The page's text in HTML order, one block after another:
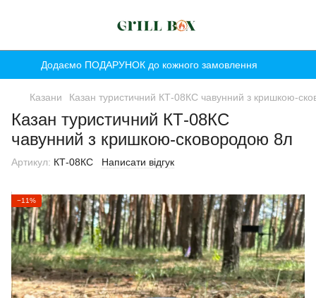
Додаємо ПОДАРУНОК до кожного замовлення
Казани Казан туристичний КТ-08КС чавунний з кришкою-
Казан туристичний КТ-08КС
чавунний з кришкою-сковородою 8л
Артикул: КТ-08КС Написати відгук
−11%